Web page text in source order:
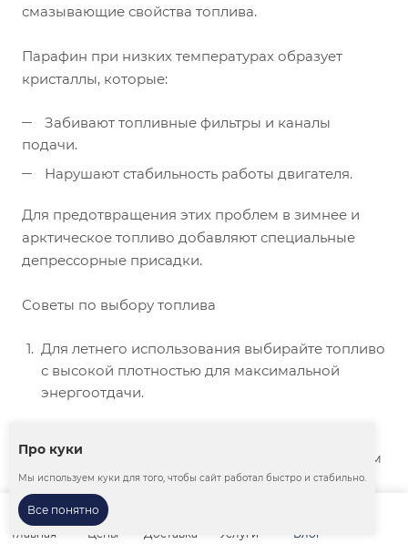
смазывающие свойства топлива.
Парафин при низких температурах образует
кристаллы, которые:
Забивают топливные фильтры и каналы
подачи.
Нарушают стабильность работы двигателя.
Для предотвращения этих проблем в зимнее и
арктическое топливо добавляют специальные
депрессорные присадки.
Советы по выбору топлива
Для летнего использования выбирайте топливо
с высокой плотностью для максимальной
энергоотдачи.
арктическое топливо, чтобы избежать проблем
с запуском двигателя.
Проверяйте топливо на содержание примесей
Главная Цены Доставка Услуги Блог
Про куки
Мы используем куки для того, чтобы сайт работал быстро и стабильно.
Все понятно